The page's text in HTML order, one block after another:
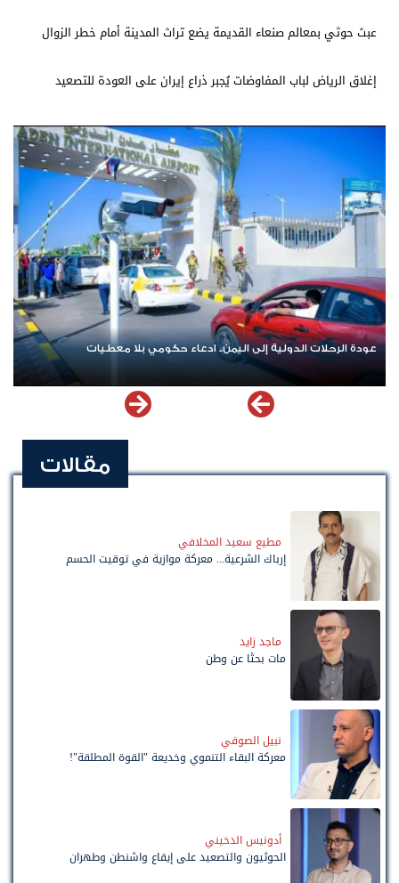
عبث حوثي بمعالم صنعاء القديمة يضع تراث المدينة أمام خطر الزوال
إغلاق الرياض لباب المفاوضات يُجبر ذراع إيران على العودة للتصعيد
عودة الرحلات الدولية إلى اليمن.. ادعاء حكومي بلا معطيات
مقالات
مطيع سعيد المخلافي
إرباك الشرعية... معركة موازية في توقيت الحسم
ماجد زايد
مات بحثًا عن وطن
نبيل الصوفي
معركة البقاء التنموي وخديعة "القوة المطلقة"!
أدونيس الدخيني
الحوثيون والتصعيد على إيقاع واشنطن وطهران